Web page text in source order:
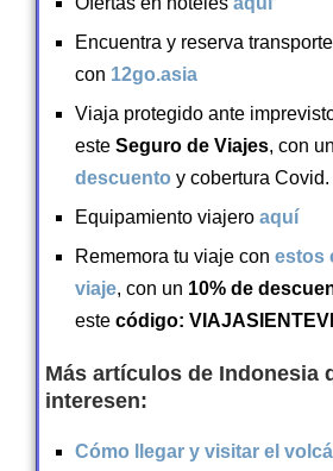
Encuentra y reserva
con 12go.asia
Viaja protegido ante
este Seguro de Viajes, con un
descuento y cobertura Covid.
Equipamiento viajero aquí
Rememora tu viaje con estos
viaje, con un 10% de
este código:
Más artículos de Indonesia
interesen:
Cómo llegar y visitar el